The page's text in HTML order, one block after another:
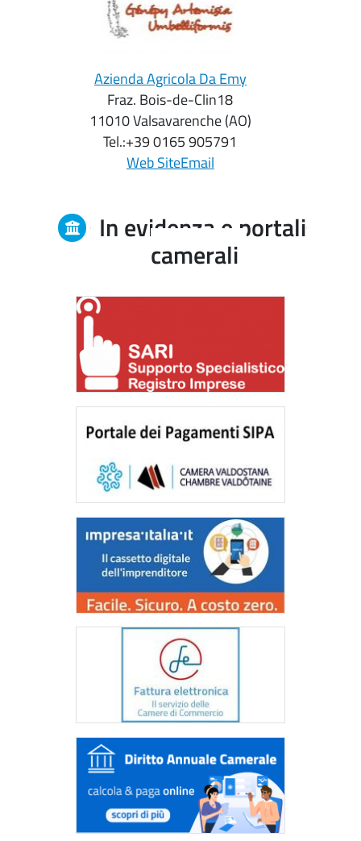
Azienda Agricola Da Emy
Fraz. Bois-de-Clin18
11010 Valsavarenche (AO)
Tel.:+39 0165 905791
Web SiteEmail
In evidenza e portali
camerali